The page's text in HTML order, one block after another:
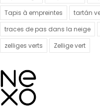
Tapis à empreintes
tartán
traces de pas dans la neige
zelliges verts
Zellige vert